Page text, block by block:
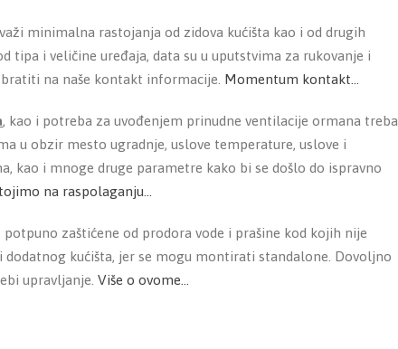
minimalna rastojanja od zidova kućišta kao i od drugih
tipa i veličine uređaja, data su u uputstvima za rukovanje i
na naše kontakt informacije. Momentum kontakt…
, kao i potreba za uvođenjem prinudne ventilacije ormana treba
u obzir mesto ugradnje, uslove temperature, uslove i
kao i mnoge druge parametre kako bi se došlo do ispravno
na raspolaganju…
zaštićene od prodora vode i prašine kod kojih nije
kućišta, jer se mogu montirati standalone. Dovoljno
upravljanje. Više o ovome…